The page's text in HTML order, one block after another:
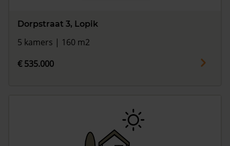
Dorpstraat 3, Lopik
5 kamers | 160 m2
€ 535.000